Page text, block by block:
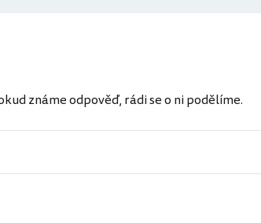
známe odpověď, rádi se o ni podělíme.